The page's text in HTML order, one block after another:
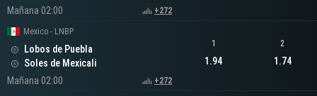
Mañana 02:00
+272
Mexico - LNBP
Lobos de Puebla
Soles de Mexicali
Mañana 02:00
+272
1
1.94
2
1.74